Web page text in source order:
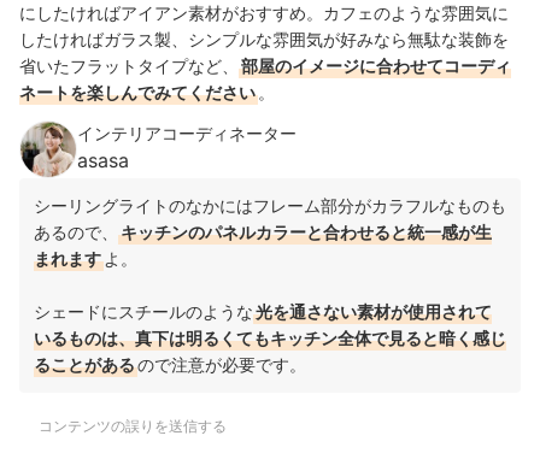
にしたければアイアン素材がおすすめ。カフェのような雰囲気に
したければガラス製、シンプルな雰囲気が好みなら無駄な装飾を
省いたフラットタイプなど、
部屋のイメージに合わせてコーディ
ネートを楽しんでみてください 。
インテリアコーディネーター
asasa
シーリングライトのなかにはフレーム部分がカラフルなものも
あるので、
キッチンのパネルカラーと合わせると統一感が生
まれます よ。
シェードにスチールのような光を通さない素材が使用されて
いるものは、真下は明るくてもキッチン全体で見ると暗く感じ
ることがあるので注意が必要です。
コンテンツの誤りを送信する